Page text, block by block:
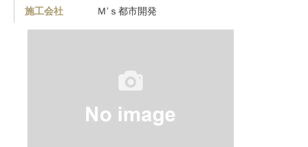
施工会社
Ｍ’ｓ都市開発